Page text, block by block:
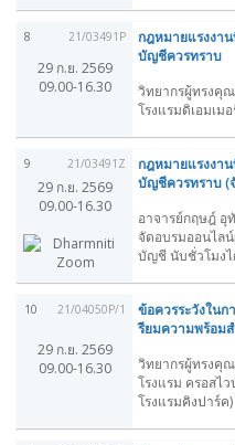
8 21/03491P
29 ก.ย. 2569
09.00-16.30
กฎหมายแรงงา
บัญชีควรทราบ
วิทยากรผู้ทรงคุ
โรงแรมดิเอมเม
9 21/03491Z
29 ก.ย. 2569
09.00-16.30
กฎหมายแรงงา
บัญชีควรทราบ (
อาจารย์กฤษฎ์ อุ
จัดอบรมออนไล
บัญชี นับชั่วโมงไ
10 21/04050P/1
29 ก.ย. 2569
09.00-16.30
ข้อควรระวังในก
รียมความพร้อมส
วิทยากรผู้ทรงคุ
โรงแรม ครอสไ
โรงแรมคิงปาร์ค)